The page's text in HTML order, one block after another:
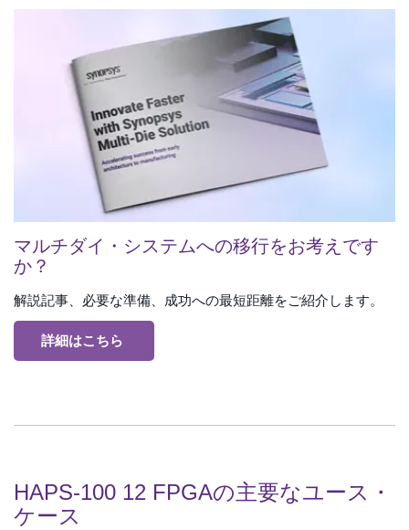
マルチダイ・システムへの移行をお考えです
か？
解説記事、必要な準備、成功への最短距離をご紹介します。
詳細はこちら
HAPS-100 12 FPGAの主要なユース・
ケース